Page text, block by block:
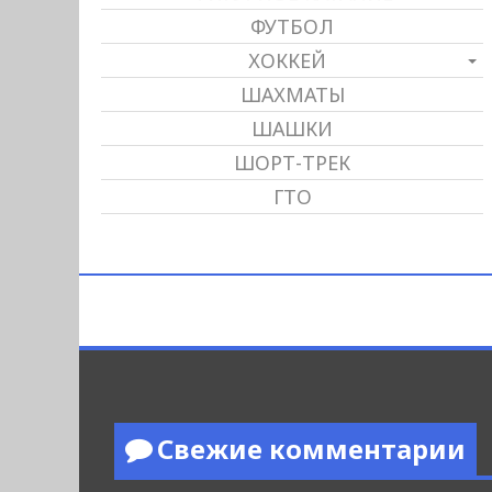
ФУТБОЛ
ХОККЕЙ
ШАХМАТЫ
ШАШКИ
ШОРТ-ТРЕК
ГТО
Свежие комментарии